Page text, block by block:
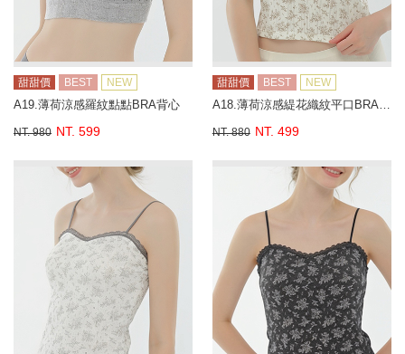
甜甜價 BEST NEW
A19.薄荷涼感羅紋點點BRA背心
NT. 980 NT. 599
甜甜價 BEST NEW
NT. 880 NT. 499